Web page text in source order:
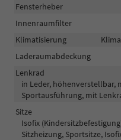
Fensterheber
Innenraumfilter
Klimatisierung
Laderaumabdeckung
Lenkrad
in Leder, höhenverstellbar,
Sportausführung, mit
Sitze
Isofix
Sitzheizung, Sportsitze,